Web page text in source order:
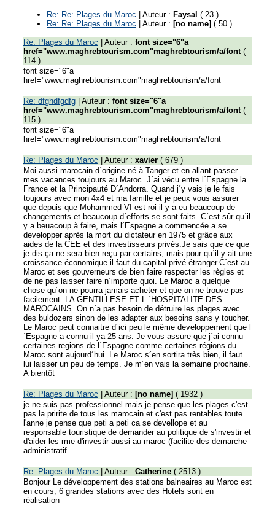
Re: Re: Plages du Maroc | Auteur : Faysal ( 23 )
Re: Re: Plages du Maroc | Auteur : [no name] ( 50 )
Re: Plages du Maroc | Auteur : font size="6"a
href="www.maghrebtourism.com"maghrebtourism/a/font(
114 )
font size="6"a
href="www.maghrebtourism.com"maghrebtourism/a/font
Re: dfghdfgdfg | Auteur : font size="6"a
href="www.maghrebtourism.com"maghrebtourism/a/font(
115 )
font size="6"a
href="www.maghrebtourism.com"maghrebtourism/a/font
Re: Plages du Maroc | Auteur : xavier ( 679 )
Moi aussi marocain d´origine né à Tanger et en allant passer
mes vacances toujours au Maroc. J´ai vécu entre l´Espagne la
France et la Principauté D´Andorra. Quand j´y vais je le fais
toujours avec mon 4x4 et ma famille et je peux vous assurer
que depuis que Mohammed VI est roi il y a eu beaucoup de
changements et beaucoup d´efforts se sont faits. C´est sûr qu´il
y a beuacoup à faire, mais l´Espagne a commencée a se
developper après la mort du dictateur en 1975 et grâce aux
aides de la CEE et des investisseurs privés.Je sais que ce que
je dis ça ne sera bien reçu par certains, mais pour qu´il y ait une
croissance économique il faut du capital privé étranger.C´est au
Maroc et ses gouverneurs de bien faire respecter les règles et
de ne pas laisser faire n´importe quoi. Le Maroc a quelque
chose qu´on ne pourra jamais acheter et que on ne trouve pas
facilement: LA GENTILLESE ET L ´HOSPITALITE DES
MAROCAINS. On n´a pas besoin de détruire les plages avec
des buldozers sinon de les adapter aux besoins sans y toucher.
Le Maroc peut connaitre d´ici peu le même developpement que l
´Espagne a connu il ya 25 ans. Je vous assure que j´ai connu
certaines regions de l´Espagne comme certaines régions du
Maroc sont aujourd´hui. Le Maroc s´en sortira très bien, il faut
lui laisser un peu de temps. Je m´en vais la semaine prochaine.
A bientôt
Re: Plages du Maroc | Auteur : [no name] ( 1932 )
je ne suis pas professionnel mais je pense que les plages c'est
pas la pririte de tous les marocain et c'est pas rentables toute
l'anne je pense que peti a peti ca se devellope et au
responsable touristique de demander au politique de s'investir et
d'aider les rme d'investir aussi au maroc (facilite des demarche
administratif
Re: Plages du Maroc | Auteur : Catherine ( 2513 )
Bonjour Le développement des stations balneaires au Maroc est
en cours, 6 grandes stations avec des Hotels sont en
réalisation